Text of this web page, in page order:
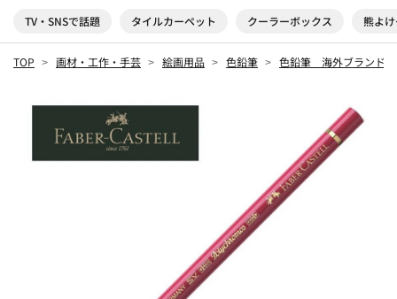
TV・SNSで話題 タイルカーペット クーラーボックス 熊よ
TOP 画材・工作・手芸 絵画用品 色鉛筆 色鉛筆 海外ブランド